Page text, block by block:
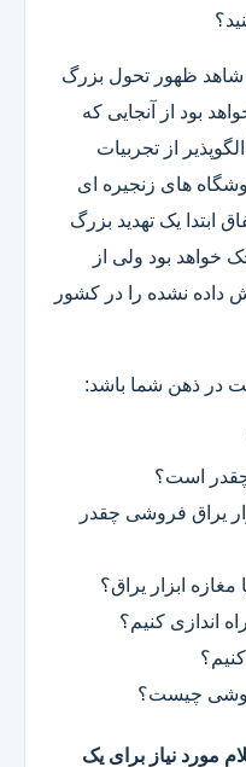
شاهد ظهور تحول بزرگ
بود از آنجایی که
از تجربیات
های زنجیره ای
ابتدا یک تهدید بزرگ
خواهد بود ولی از
داده نشده را در کشور
در ذهن شما باشد:
یراق فروشی چقدر
مورد نیاز برای یک